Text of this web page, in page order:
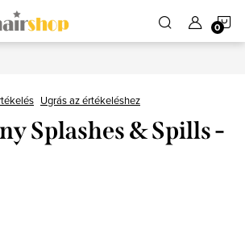
Ugrás az értékeléshez
Splashes & Spills -